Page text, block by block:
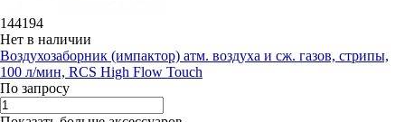
144194
Нет в наличии
Воздухозаборник (импактор) атм. воздуха и сж. газов, стрипы,
100 л/мин, RCS High Flow Touch
По запросу